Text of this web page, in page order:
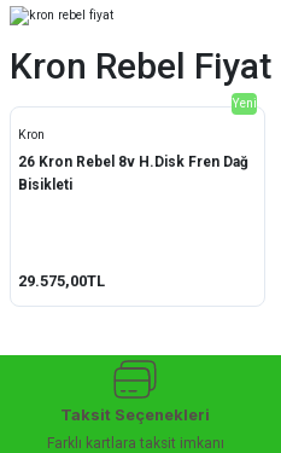
Kron Rebel Fiyat
Yeni
Kron
26 Kron Rebel 8v H.Disk Fren Dağ
Bisikleti
29.575,00TL
Taksit Seçenekleri
Farklı kartlara taksit imkanı